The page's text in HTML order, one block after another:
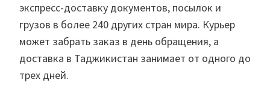
экспресс-доставку документов, посылок и
грузов в более 240 других стран мира. Курьер
может забрать заказ в день обращения, а
доставка в Таджикистан занимает от одного до
трех дней.